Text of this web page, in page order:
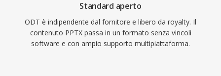
Standard aperto
ODT è indipendente dal fornitore e libero da royalty. Il
contenuto PPTX passa in un formato senza vincoli
software e con ampio supporto multipiattaforma.